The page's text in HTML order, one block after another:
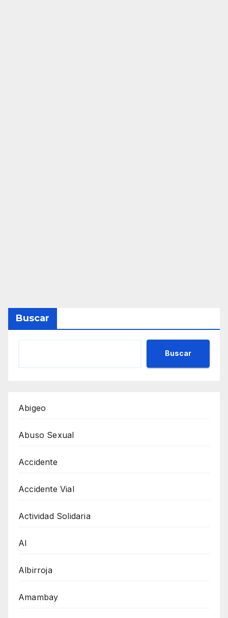
Buscar
Buscar
Abigeo
Abuso Sexual
Accidente
Accidente Vial
Actividad Solidaria
AI
Albirroja
Amambay